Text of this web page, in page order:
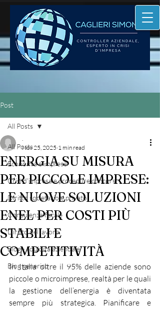
Post
All Posts
Economia e imprese
Crisi d'impresa e procedure concors
Diritto societario e privato
Consulenza fiscale
Diritto del lavoro
Blog - liquidità aziendale
Blog generico
All Posts
ENERGIA SU MISURA
PER PICCOLE IMPRESE:
LE NUOVE SOLUZIONI
ENEL PER COSTI PIÙ
STABILI E
COMPETITIVITÀ
.
Nov 25, 2025 1 min read
In Italia oltre il 95% delle aziende sono
piccole o microimprese, realtà per le quali
la gestione dell’energia è diventata
sempre più strategica. Pianificare e